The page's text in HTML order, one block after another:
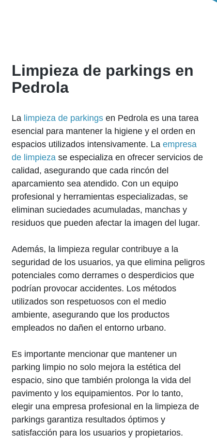
Limpieza de parkings en
Pedrola
La limpieza de parkings en Pedrola es una tarea
esencial para mantener la higiene y el orden en
espacios utilizados intensivamente. La empresa
de limpieza se especializa en ofrecer servicios de
calidad, asegurando que cada rincón del
aparcamiento sea atendido. Con un equipo
profesional y herramientas especializadas, se
eliminan suciedades acumuladas, manchas y
residuos que pueden afectar la imagen del lugar.
Además, la limpieza regular contribuye a la
seguridad de los usuarios, ya que elimina peligros
potenciales como derrames o desperdicios que
podrían provocar accidentes. Los métodos
utilizados son respetuosos con el medio
ambiente, asegurando que los productos
empleados no dañen el entorno urbano.
Es importante mencionar que mantener un
parking limpio no solo mejora la estética del
espacio, sino que también prolonga la vida del
pavimento y los equipamientos. Por lo tanto,
elegir una empresa profesional en la limpieza de
parkings garantiza resultados óptimos y
satisfacción para los usuarios y propietarios.